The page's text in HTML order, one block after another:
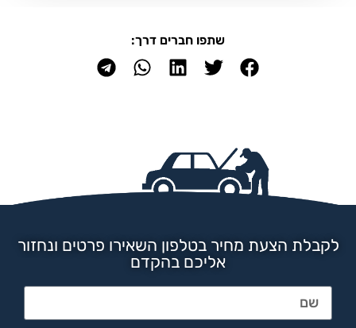
שתפו חברים דרך:
לקבלת הצעת מחיר בטלפון השאירו פרטים ונחזור
אליכם בהקדם